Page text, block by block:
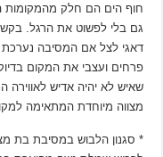
חוף הים הם חלק מהמקומות
גם בלי לפשוט את הרגל.
דאגי לצל אם המסיבה נערכת
פרחים ועצבי את המקום
שאיש לא יהיה אדיש לאווירה
מצווה מיוחדת המתאימה
* סגנון הלבוש במסיבת בת